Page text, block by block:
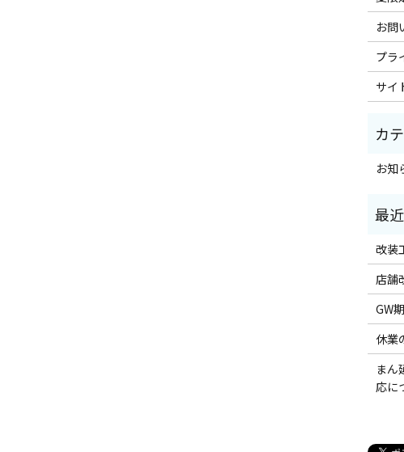
お問
プラ
サイ
お知
改装
店舗
GW
休業
まん
応に